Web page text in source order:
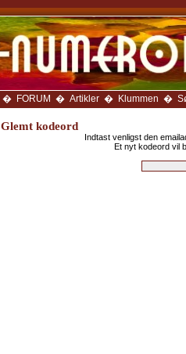
� FORUM � Artikler � Klummen �
Glemt kodeord
Indtast venligst den
Et nyt kodeord vil